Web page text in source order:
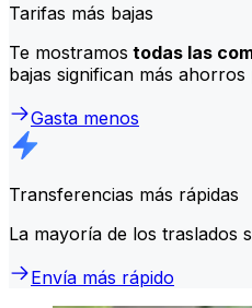
Tarifas más bajas
Te mostramos todas las
bajas significan más ahorros
Gasta menos
Transferencias más rápidas
La mayoría de los traslados
Envía más rápido